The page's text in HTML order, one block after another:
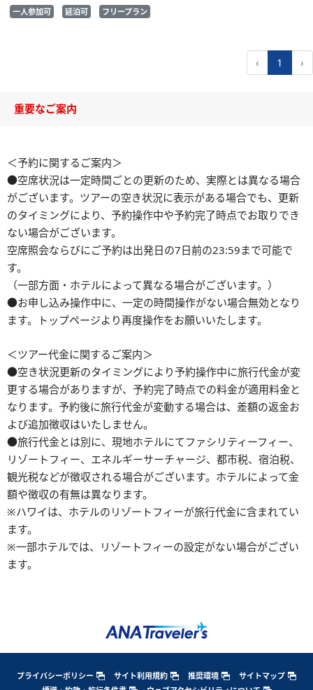
一人参加可 延泊可 フリープラン
‹ 1 ›
重要なご案内
＜予約に関するご案内＞
●空席状況は一定時間ごとの更新のため、実際とは異なる場合
がございます。ツアーの空き状況に表示がある場合でも、更新
のタイミングにより、予約操作中や予約完了時点でお取りでき
ない場合がございます。
空席照会ならびにご予約は出発日の7日前の23:59まで可能で
す。
（一部方面・ホテルによって異なる場合がございます。）
●お申し込み操作中に、一定の時間操作がない場合無効となり
ます。トップページより再度操作をお願いいたします。
＜ツアー代金に関するご案内＞
●空き状況更新のタイミングにより予約操作中に旅行代金が変
更する場合がありますが、予約完了時点での料金が適用料金と
なります。予約後に旅行代金が変動する場合は、差額の返金お
よび追加徴収はいたしません。
●旅行代金とは別に、現地ホテルにてファシリティーフィー、
リゾートフィー、エネルギーサーチャージ、都市税、宿泊税、
観光税などが徴収される場合がございます。ホテルによって金
額や徴収の有無は異なります。
※ハワイは、ホテルのリゾートフィーが旅行代金に含まれてい
ます。
※一部ホテルでは、リゾートフィーの設定がない場合がござい
ます。
プライバシーポリシー サイト利用規約 推奨環境
サイトマップ